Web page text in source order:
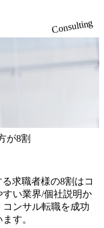
新卒でベイカレン
に参画 - 梶田
戦略策定、DX戦略立
ィア・エンタメ業
規事業立案を得意と
身。金融業界を中
織変革、規制対応等
野 善仁氏：19卒Pw
ー 社員インタビュー
) 戦略だけの
雲児に聞く。“これ
articl
がえるぼし認定
シンプレクスと
手続き100%デジタル
3520247) 【未経験
ルで様々なインダ
決められた労働時
の自己裁量に委
ら効率的に働くこと
2日制 2025年度の
年末年始9日） 有給
、入社日に付与さ
度に繰り越すこと
取得可能日数は異な
ます。 リフレッシ
、連続5日のリフレ
子の看護、介護など
了時の3月31日まで
算3年間 短時間勤
り上げ・繰り下げが
で取得でき、1時間
取得で
独身寮、住宅手当制
Consulting
が8割
求職者様の8割はコ
い業界/個社説明か
ンサル転職を成功
す。